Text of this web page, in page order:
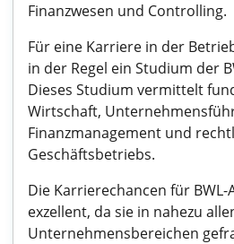
Finanzwesen und Controlling.
Für eine Karriere in der
in der Regel ein Studium der
Dieses Studium vermittelt
Wirtschaft,
Finanzmanagement und
Geschäftsbetriebs.
Die Karrierechancen für
exzellent, da sie in nahezu
Unternehmensbereichen